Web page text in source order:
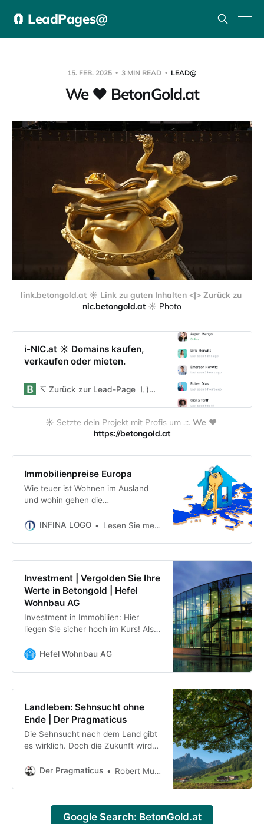
🧲 LeadPages@
15. FEB. 2025 3 MIN READ LEAD@
We ❤️ BetonGold.at
link.betongold.at ☀️ Link zu guten Inhalten <|> Zurück zu
nic.betongold.at ☀️ Photo
i-NIC.at ☀ Domains kaufen,
verkaufen oder mieten.
↸ Zurück zur Lead-Page ⒈)🔸Über betongold.at ☀️ ⒉)🔸You@ in.betongold.at ＠ ⒊)🔸Projekt umsetzen ䷴
☀️ Setzte dein Projekt mit Profis um .::.
https://betongold.at
Immobilienpreise Europa
Wie teuer ist Wohnen im Ausland
und wohin gehen die
Antworten auf diese Fragen finden
Vergleich
INFINA LOGO Lesen Sie meine Finanzierungs-Tipps
Investment | Vergolden Sie Ihre
Werte in Betongold | Hefel
Wohnbau AG
Investment in Immobilien: Hier
liegen Sie sicher hoch im Kurs! Als
lebenslanger Wohnbaupartner
Hefel Wohnbau AG
Landleben: Sehnsucht ohne
Ende | Der Pragmaticus
Die Sehnsucht nach dem Land gibt
es wirklich. Doch die Zukunft wird
Stadtforscher Robert Musil.
Der Pragmaticus Robert Musil
Google Search: BetonGold.at